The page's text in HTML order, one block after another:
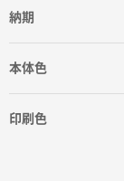
納期
本体色
印刷色